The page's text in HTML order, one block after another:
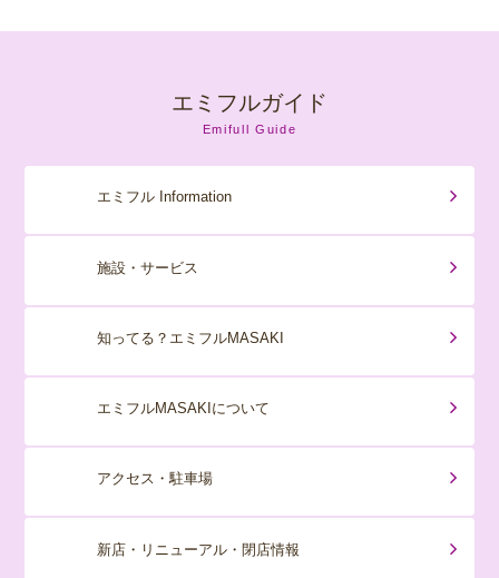
エミフルガイド
Emifull Guide
エミフル Information
施設・サービス
知ってる？エミフルMASAKI
エミフルMASAKIについて
アクセス・駐車場
新店・リニューアル・閉店情報